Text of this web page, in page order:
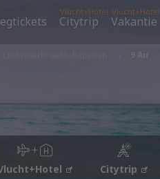
Vlucht+Hotel
Citytrip
Vlucht+Hotel
Vakantie
Citytrip